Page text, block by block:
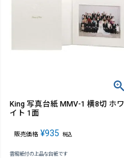
King 写真台紙 MMV-1 横8切 ホワ
イト 1面
販売価格 ¥935 税込
雲龍紙付の上品な台紙です